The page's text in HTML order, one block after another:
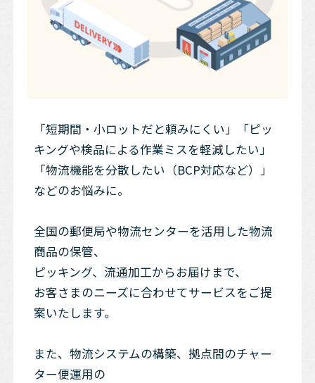
「短期間・小ロットだと頼みにくい」「ピッ
キングや検品による作業ミスを軽減したい」
「物流機能を分散したい（BCP対応など）」
などのお悩みに。
全国の郵便局や物流センターを活用した物流
商品の保管、
ピッキング、流通加工からお届けまで、
お客さまのニーズに合わせてサービスをご提
案いたします。
また、物流システムの構築、拠点間のチャー
ター便運用の